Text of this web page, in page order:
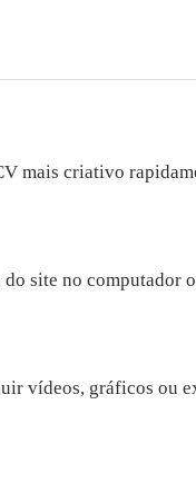
mais criativo
site no computador
vídeos, gráficos ou